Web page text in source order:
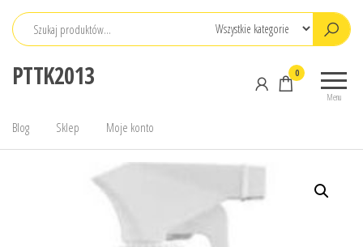
Przejdź
PTTK2013
Menu
0
Blog Sklep Moje konto